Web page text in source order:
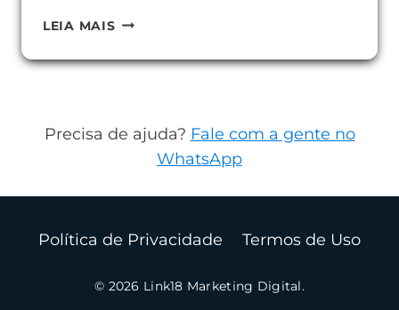
LEIA MAISO
BIO
E
ELA
Precisa de ajuda? Fale com a gente no
WhatsApp
Política de Privacidade Termos de Uso
© 2026 Link18 Marketing Digital.